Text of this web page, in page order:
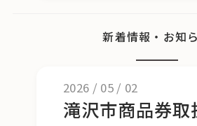
新着情報・お知
2026 / 05/ 02
滝沢市商品券取